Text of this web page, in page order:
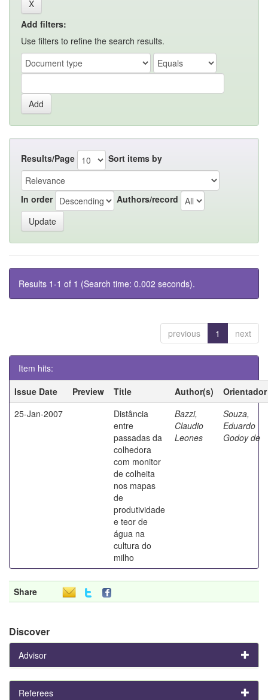
Add filters:
Use filters to refine the search results.
Results/Page Sort items by
In order Authors/record
Results 1-1 of 1 (Search time: 0.002 seconds).
previous 1 next
Item hits:
Issue Date
Preview Title Author(s)
Orientador
25-Jan-2007
Distância
entre
passadas da
colhedora
com monitor
de colheita
nos mapas
de
produtividade
e teor de
água na
cultura do
milho
Bazzi,
Claudio
Leones
Souza,
Eduardo
Godoy de
Share
Discover
Advisor
Referees